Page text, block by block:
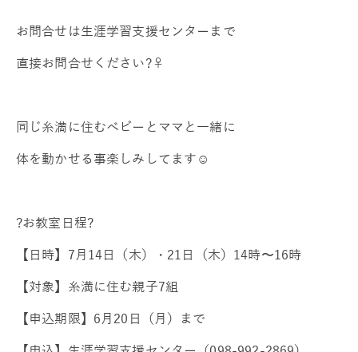
お問合せは生涯学習支援センターまで
直接お問合せください?‍♀️
同じ糸満に住むベビーとママと一緒に
体を動かせる事楽しみしてます☺️
?お教室日程?
【日時】7月14日（木）・21日（木）14時〜16時
【対象】糸満に住む親子7組
【申込期限】6月20日（月）まで